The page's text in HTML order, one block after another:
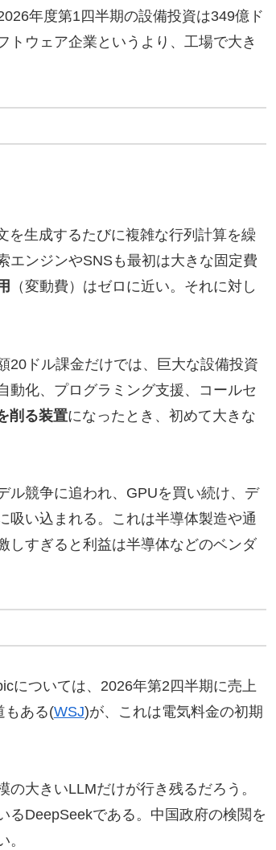
年度第1四半期の設備投資は349億ド
トウェア企業というより、工場で大き
を生成するたびに複雑な行列計算を繰
エンジンやSNSも最初は大きな固定費
（変動費）はゼロに近い。それに対し
20ドル課金だけでは、巨大な設備投資
動化、プログラミング支援、コールセ
削る装置になったとき、初めて大きな
ル競争に追われ、GPUを買い続け、デ
吸い込まれる。これは半導体製造や通
しすぎると利益は半導体などのベンダ
については、2026年第2四半期に売上
もある(WSJ)が、これは電気料金の初期
大きいLLMだけが行き残るだろう。
るDeepSeekである。中国政府の検閲を